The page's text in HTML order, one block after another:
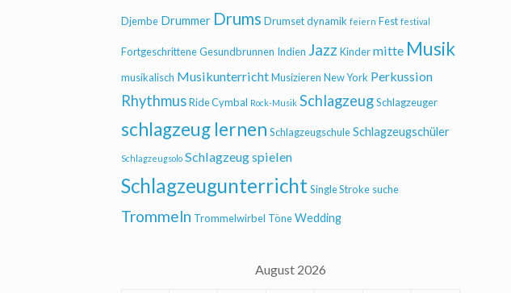
Djembe Drummer Drums Drumsetdynamik feiern Fest festival
FortgeschritteneGesundbrunnen Indien Jazz Kindermitte Musik
musikalisch MusikunterrichtMusizieren New York Perkussion
RhythmusRide Cymbal Rock-Musik SchlagzeugSchlagzeuger
schlagzeug lernen SchlagzeugschuleSchlagzeugschüler
Schlagzeugsolo Schlagzeug spielen
SchlagzeugunterrichtSingle Stroke suche
Trommeln Trommelwirbel TöneWedding
August 2026